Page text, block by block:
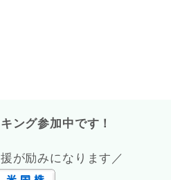
ング参加中です！
が励みになります／